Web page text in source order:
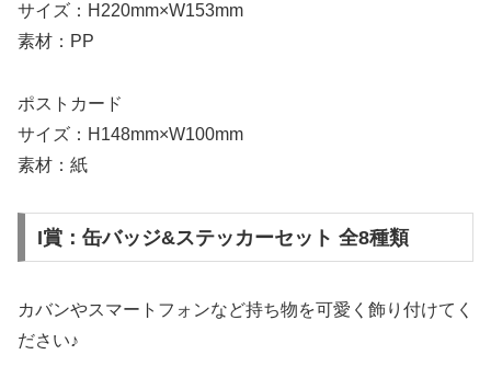
サイズ：H220mm×W153mm
素材：PP
ポストカード
サイズ：H148mm×W100mm
素材：紙
I賞：缶バッジ&ステッカーセット 全8種類
カバンやスマートフォンなど持ち物を可愛く飾り付けてく
ださい♪